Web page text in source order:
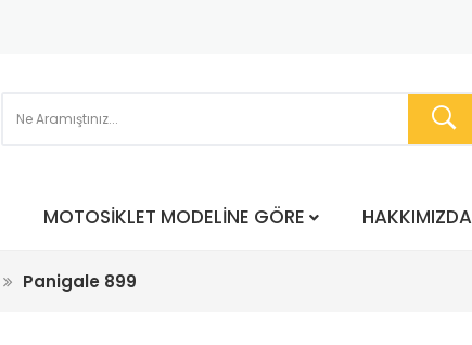
MOTOSIKLET MODELINE GÖRE HAKKIMIZDA
Panigale 899